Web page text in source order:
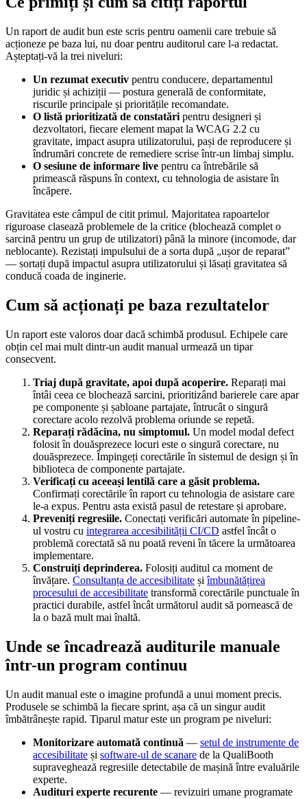
Un raport de audit bun este scris pentru oamenii care trebuie să
acționeze pe baza lui, nu doar pentru auditorul care l-a redactat.
Așteptați-vă la trei niveluri:
Un rezumat executiv pentru conducere, departamentul
juridic și achiziții — postura generală de conformitate,
riscurile principale și prioritățile recomandate.
O listă prioritizată de constatări pentru designeri și
dezvoltatori, fiecare element mapat la WCAG 2.2 cu
gravitate, impact asupra utilizatorului, pași de reproducere și
îndrumări concrete de remediere scrise într-un limbaj simplu.
O sesiune de informare live pentru ca întrebările să
primească răspuns în context, cu tehnologia de asistare în
încăpere.
Gravitatea este câmpul de citit primul. Majoritatea rapoartelor
riguroase clasează problemele de la critice (blochează complet o
sarcină pentru un grup de utilizatori) până la minore (incomode, dar
neblocante). Rezistați impulsului de a sorta după „ușor de reparat”
— sortați după impactul asupra utilizatorului și lăsați gravitatea să
conducă coada de inginerie.
Cum să acționați pe baza rezultatelor
Un raport este valoros doar dacă schimbă produsul. Echipele care
obțin cel mai mult dintr-un audit manual urmează un tipar
consecvent.
Triaj după gravitate, apoi după acoperire. Reparați mai
întâi ceea ce blochează sarcini, prioritizând barierele care apar
pe componente și șabloane partajate, întrucât o singură
corectare acolo rezolvă problema oriunde se repetă.
Reparați rădăcina, nu simptomul. Un model modal defect
folosit în douăsprezece locuri este o singură corectare, nu
douăsprezece. Împingeți corectările în sistemul de design și în
biblioteca de componente partajate.
Verificați cu aceeași lentilă care a găsit problema.
Confirmați corectările în raport cu tehnologia de asistare care
le-a expus. Pentru asta există pasul de retestare și aprobare.
Preveniți regresiile. Conectați verificări automate în pipeline-
ul vostru cu integrarea accesibilității CI/CD astfel încât o
problemă corectată să nu poată reveni în tăcere la următoarea
implementare.
Construiți deprinderea. Folosiți auditul ca moment de
învățare. Consultanța de accesibilitate șiîmbunătățirea
procesului de accesibilitate transformă corectările punctuale în
practici durabile, astfel încât următorul audit să pornească de
la o bază mult mai înaltă.
Unde se încadrează auditurile manuale
într-un program continuu
Un audit manual este o imagine profundă a unui moment precis.
Produsele se schimbă la fiecare sprint, așa că un singur audit
îmbătrânește rapid. Tiparul matur este un program pe niveluri:
Monitorizare automată continuă — setul de instrumente de
accesibilitate și software-ul de scanare de la QualiBooth
supraveghează regresiile detectabile de mașină între evaluările
experte.
Audituri experte recurente — revizuiri umane programate